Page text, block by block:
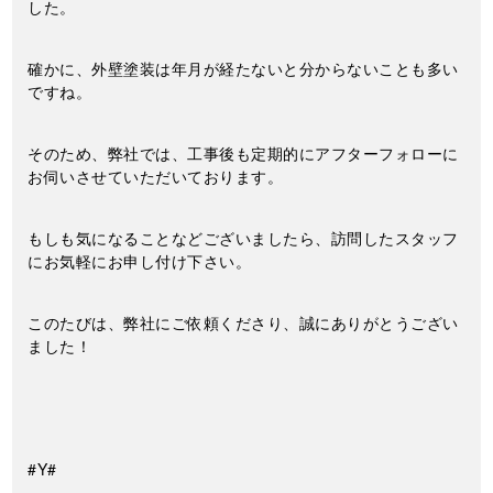
した。
確かに、外壁塗装は年月が経たないと分からないことも多い
ですね。
そのため、弊社では、工事後も定期的にアフターフォローに
お伺いさせていただいております。
もしも気になることなどございましたら、訪問したスタッフ
にお気軽にお申し付け下さい。
このたびは、弊社にご依頼くださり、誠にありがとうござい
ました！
#Y#